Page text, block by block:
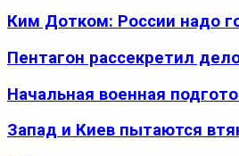
Ким Дотком: России надо
Пентагон рассекретил
Начальная военная
Запад и Киев пытаются